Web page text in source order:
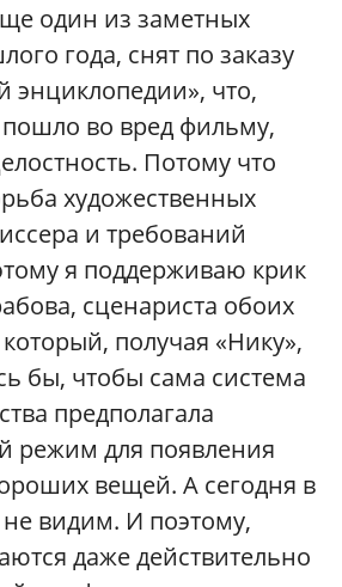
один из заметных
года, снят по заказу
энциклопедии», что,
пошло во вред фильму,
Потому что
художественных
и требований
я поддерживаю крик
сценариста обоих
получая «Нику»,
бы, чтобы сама система
предполагала
режим для появления
вещей. А сегодня в
видим. И поэтому,
даже действительно